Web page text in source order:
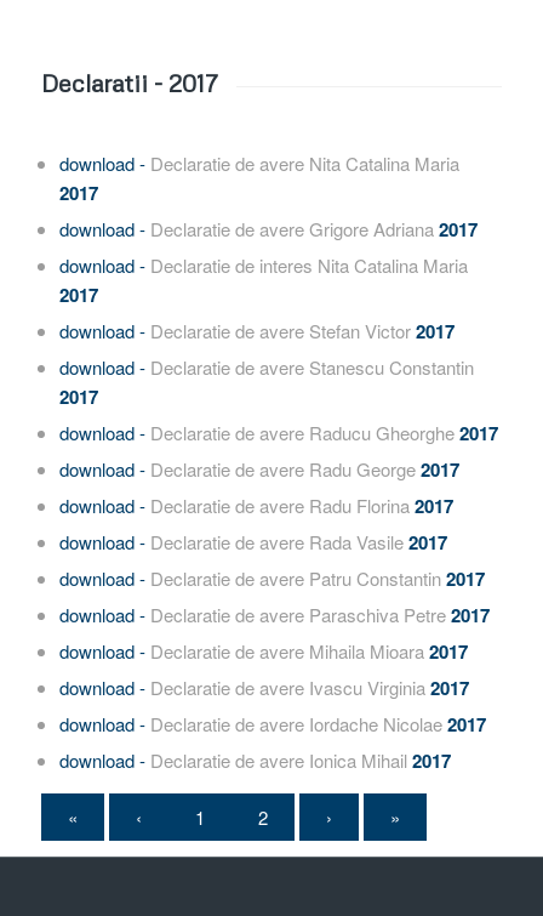
Declaratii - 2017
download - Declaratie de avere Nita Catalina Maria
2017
download - Declaratie de avere Grigore Adriana2017
download - Declaratie de interes Nita Catalina Maria
2017
download - Declaratie de avere Stefan Victor2017
download - Declaratie de avere Stanescu Constantin
2017
download - Declaratie de avere Raducu Gheorghe2017
download - Declaratie de avere Radu George2017
download - Declaratie de avere Radu Florina2017
download - Declaratie de avere Rada Vasile2017
download - Declaratie de avere Patru Constantin2017
download - Declaratie de avere Paraschiva Petre2017
download - Declaratie de avere Mihaila Mioara2017
download - Declaratie de avere Ivascu Virginia2017
download - Declaratie de avere Iordache Nicolae2017
download - Declaratie de avere Ionica Mihail2017
« ‹ 1 2 › »